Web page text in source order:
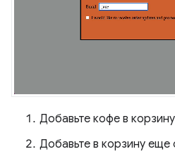
Добавьте кофе в
Добавьте в корзину еще